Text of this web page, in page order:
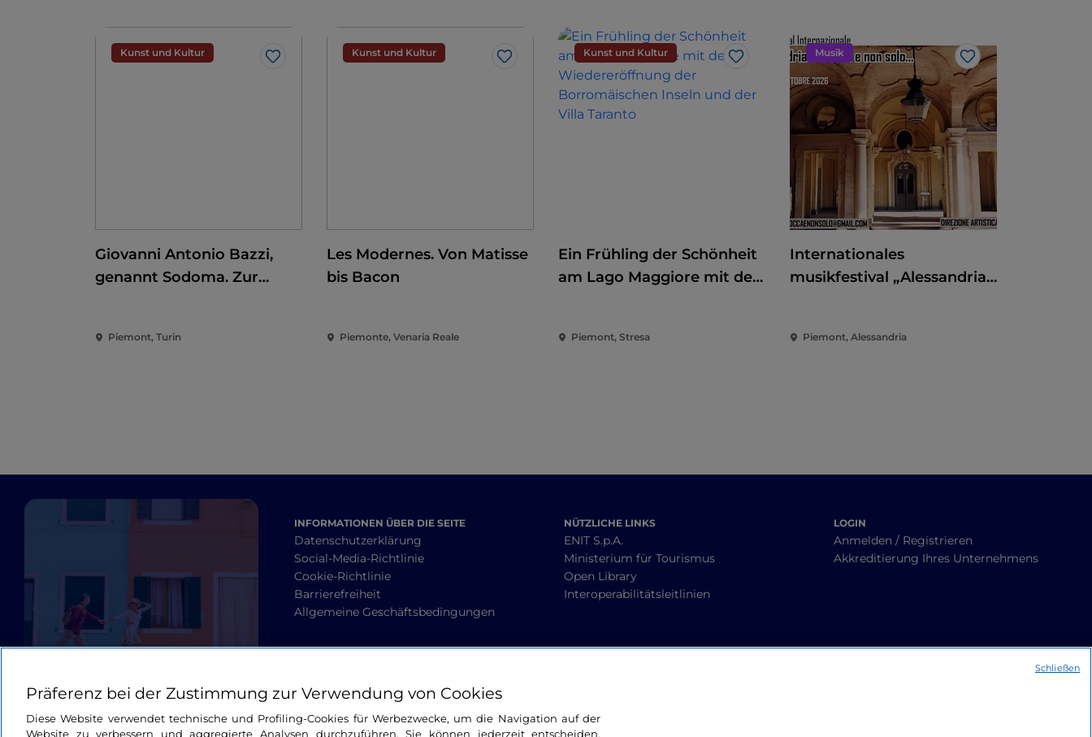
Kunst und Kultur
Like
Giovanni Antonio Bazzi,
genannt Sodoma. Zur
Piemont, Turin
Kunst und Kultur
Like
Les Modernes. Von Matisse
bis Bacon
Piemonte, Venaria Reale
Kunst und Kultur
Like
Ein Frühling der Schönheit
am Lago Maggiore mit der
der Villa Taranto
Piemont, Stresa
Musik
Like
Internationales
musikfestival „Alessandria
Piemont, Alessandria
INFORMATIONEN ÜBER DIE SEITE
Datenschutzerklärung
Social-Media-Richtlinie
Cookie-Richtlinie
Barrierefreiheit
Allgemeine Geschäftsbedingungen
NÜTZLICHE LINKS
ENIT S.p.A.
Ministerium für Tourismus
Open Library
Interoperabilitätsleitlinien
LOGIN
Anmelden / Registrieren
Akkreditierung Ihres Unternehmens
Präferenz bei der Zustimmung zur Verwendung von Cookies
Diese Website verwendet technische und Profiling-Cookies für Werbezwecke, um die Navigation auf der
Website zu verbessern und aggregierte Analysen durchzuführen. Sie können jederzeit entscheiden,
Schließen